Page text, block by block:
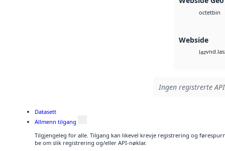
octetbin
Webside
laz
Ingen registrerte
Datasett
Allmenn tilgang
Tilgjengeleg for alle. Tilgang kan likevel krevje registrering og
be om slik registrering og/eller API-nøklar.